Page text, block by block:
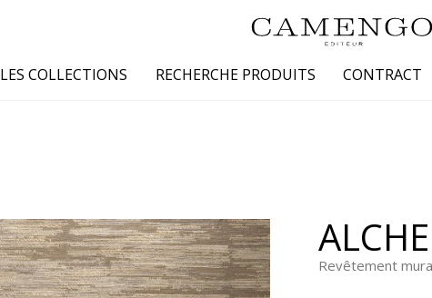
LES COLLECTIONS RECHERCHE PRODUITS
Aspect lin
Aspect soie
Coton
Petits motifs
CONTRACT
Revêtement